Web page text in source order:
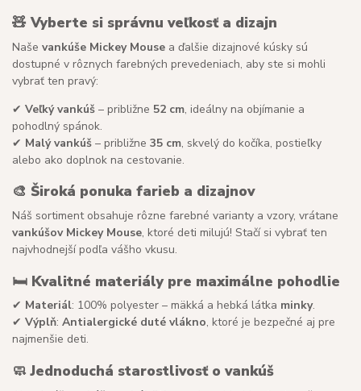
🧸Vyberte si správnu veľkosť a dizajn
Naše vankúše Mickey Mouse a ďalšie dizajnové kúsky sú
dostupné v rôznych farebných prevedeniach, aby ste si mohli
vybrať ten pravý:
✔ Veľký vankúš – približne 52 cm, ideálny na objímanie a
pohodlný spánok.
✔ Malý vankúš – približne 35 cm, skvelý do kočíka, postieľky
alebo ako doplnok na cestovanie.
🎨 Široká ponuka farieb a dizajnov
Náš sortiment obsahuje rôzne farebné varianty a vzory, vrátane
vankúšov Mickey Mouse, ktoré deti milujú! Stačí si vybrať ten
najvhodnejší podľa vášho vkusu.
🛏 Kvalitné materiály pre maximálne pohodlie
✔ Materiál: 100% polyester – mäkká a hebká látka minky.
✔ Výplň: Antialergické duté vlákno, ktoré je bezpečné aj pre
najmenšie deti.
🧼Jednoduchá starostlivosť o vankúš